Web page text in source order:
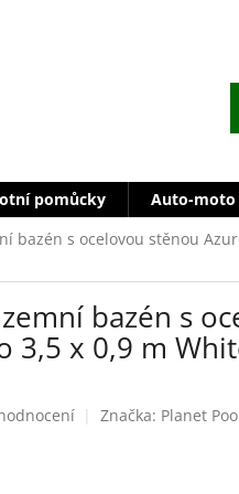
pomůcky Auto-moto
bazén s ocelovou stěnou
bazén s
3,5 x 0,9 m
Značka: Planet